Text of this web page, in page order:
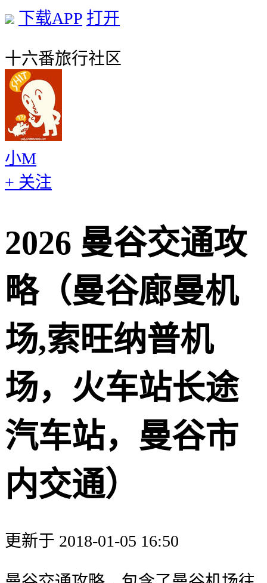
下载APP 打开
十六番旅行社区
小M
+ 关注
2026 曼谷交通攻
略（曼谷廊曼机
场,索旺纳普机
场，火车站长途
汽车站，曼谷市
内交通）
更新于 2018-01-05 16:50